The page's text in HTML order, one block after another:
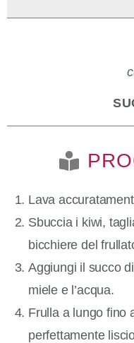
Lava
Sbuccia i kiwi,
bicchiere del
Aggiungi il succo
miele e l’acqua.
Frulla a lungo fino
perfettamente